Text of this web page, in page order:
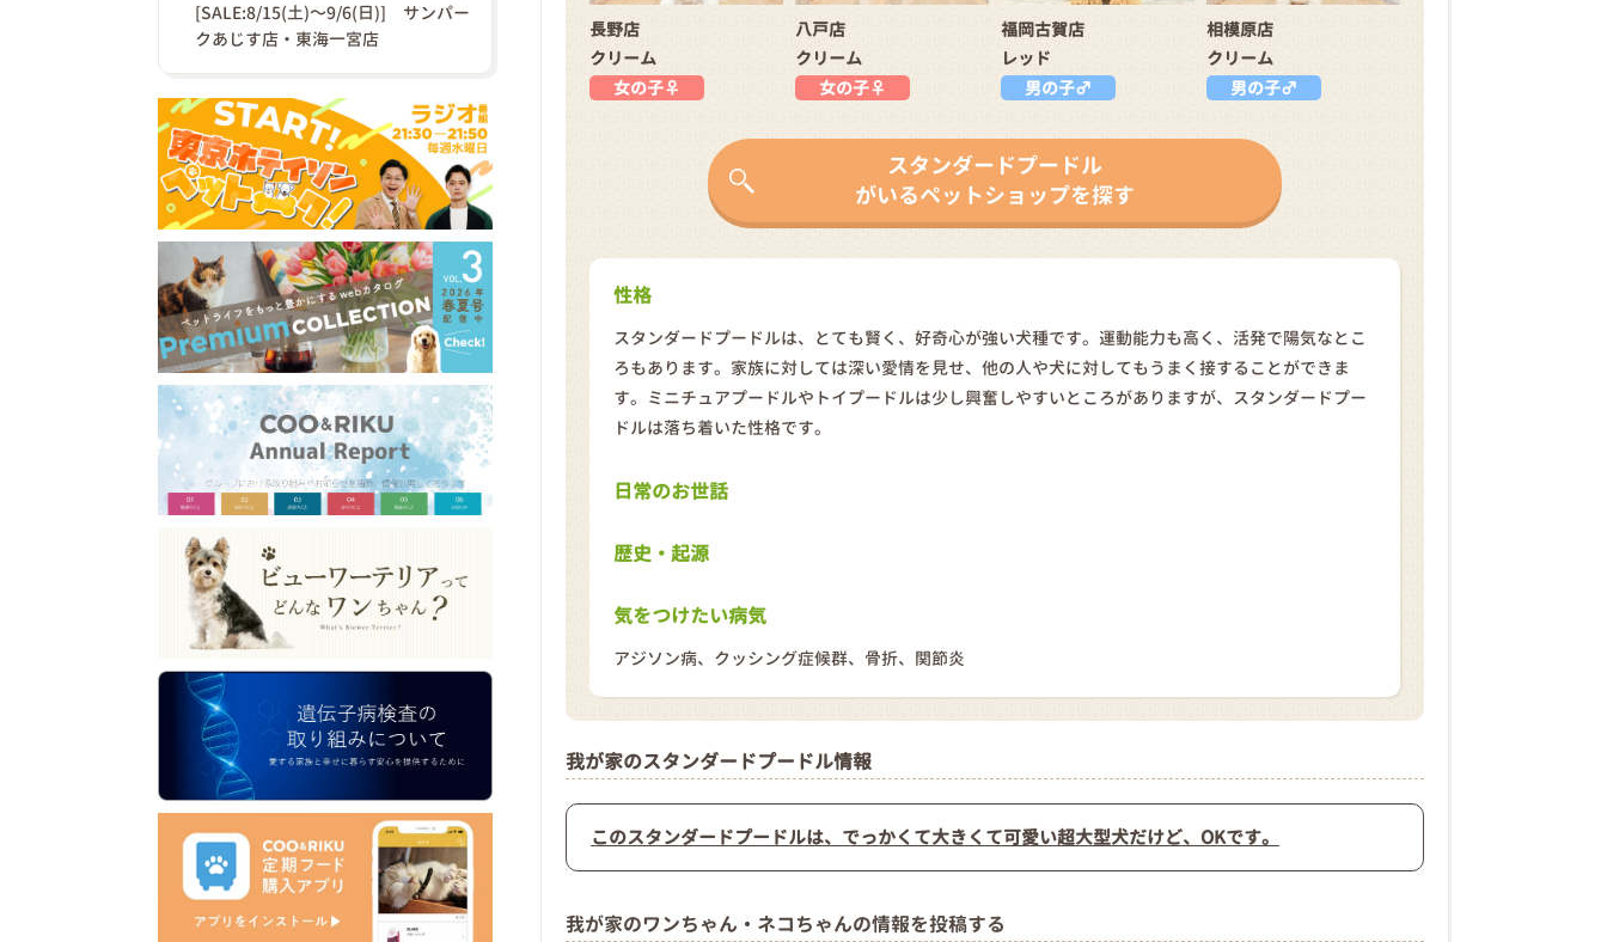
長野店
クリーム
女の子♀
八戸店
クリーム
女の子♀
福岡古賀店
レッド
男の子♂
相模原店
クリーム
男の子♂
スタンダードプードル
がいるペットショップを探す
性格
スタンダードプードルは、とても賢く、好奇心が強い犬種です。運動能力も高く、活発で陽気なとこ
ろもあります。家族に対しては深い愛情を見せ、他の人や犬に対してもうまく接することができま
す。ミニチュアプードルやトイプードルは少し興奮しやすいところがありますが、スタンダードプー
ドルは落ち着いた性格です。
日常のお世話
歴史・起源
気をつけたい病気
アジソン病、クッシング症候群、骨折、関節炎
我が家のスタンダードプードル情報
このスタンダードプードルは、でっかくて大きくて可愛い超大型犬だけど、OKです。
我が家のワンちゃん・ネコちゃんの情報を投稿する
[SALE:8/15(土)～9/6(日)] サンパー
クあじす店・東海一宮店